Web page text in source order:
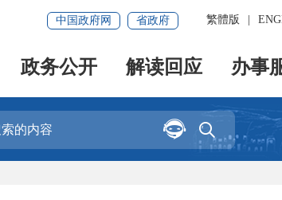
繁體版
中国政府网 省政府
政务公开 解读回应 办事

